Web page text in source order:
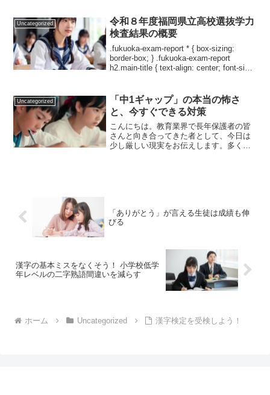
いえ、過去のことを悔やん...
Uncategorized
令和８年度福岡県立高校選抜学力
検査結果の概要
.fukuoka-exam-report * { box-sizing:
border-box; } .fukuoka-exam-report
h2.main-title { text-align: center; font-size:
Uncategorized
「中1ギャップ」の本当の怖さ
と、今すぐできる対策
こんにちは。教育業界で長年保護者の皆
さんと向き合ってきた者として、今日は
少し厳しい現実をお伝えします。多くの
「ありがとう」が言える生徒は成績も伸
びる
漢字の基本ミスをなくそう！ 小学校低学
年レベルの二字熟語間違いを減らす
ホーム Uncategorized 漢字検定を受検しよう！